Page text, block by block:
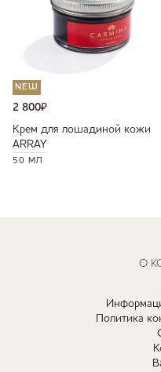
NEW
2 800₽
Крем для лошадиной кожи
ARRAY
50 МЛ
О
Политика